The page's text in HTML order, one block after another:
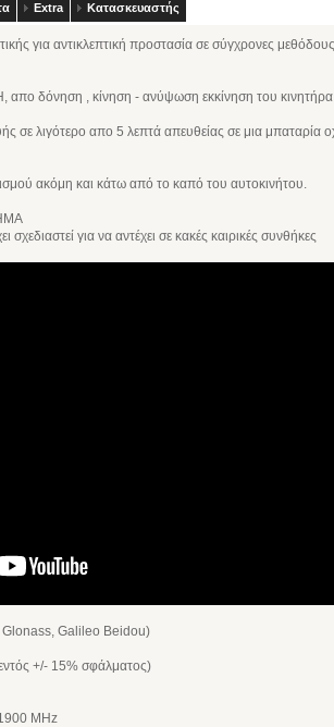
Extra Κατασκευαστής
για αντικλεπτική προστασία σε σύγχρονες
δόνηση , κίνηση - ανύψωση εκκίνηση του κινητήρα
λιγότερο απο 5 λεπτά απευθείας σε μια μπαταρία
ακόμη και κάτω από το καπό του αυτοκινήτου.
για να αντέχει σε κακές καιρικές συνθήκες
Glonass, Galileo Beidou)
+/- 15% σφάλματος)
MHz